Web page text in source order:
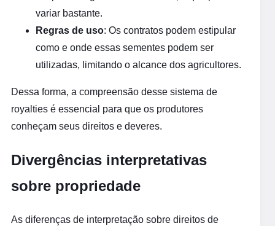
variar bastante.
Regras de uso: Os contratos podem estipular
como e onde essas sementes podem ser
utilizadas, limitando o alcance dos agricultores.
Dessa forma, a compreensão desse sistema de
royalties é essencial para que os produtores
conheçam seus direitos e deveres.
Divergências interpretativas
sobre propriedade
As diferenças de interpretação sobre direitos de